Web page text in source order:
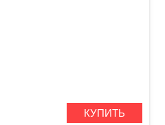
КУПИТЬ